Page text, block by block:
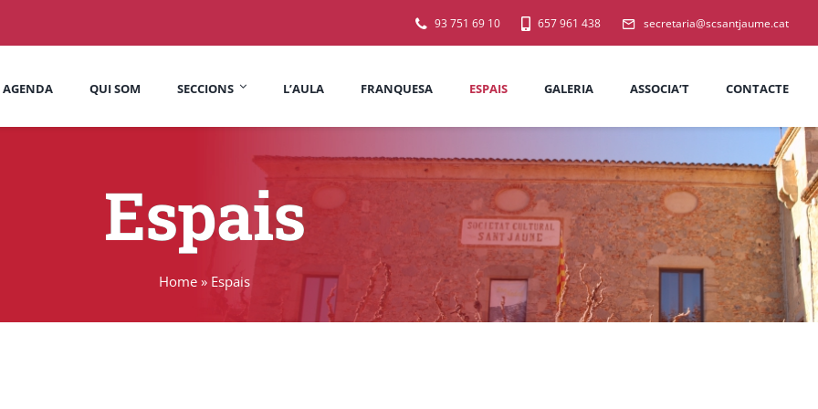
93 751 69 10 657 961 438 secretaria@scsantjaume.cat
AGENDA QUI SOM SECCIONS
Espai de cinema Fòrum i Societat
Grup de lectura d’Arts i
Grup de muntanya
L’AULA FRANQUESA ESPAIS GALERIA ASSOCIA’T CONTACTE
Espais
Home » Espais